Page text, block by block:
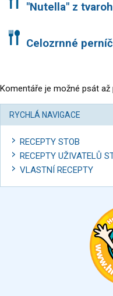
"Nutella" z
Celozrnné
Komentáře je možné psát až
RYCHLÁ NAVIGACE
RECEPTY STOB
RECEPTY UŽIVATELŮ
VLASTNÍ RECEPTY